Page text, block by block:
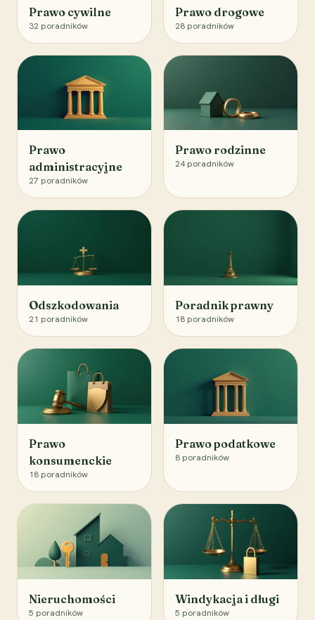
Prawo cywilne
32 poradników
Prawo drogowe
28 poradników
Prawo
administracyjne
27 poradników
Prawo rodzinne
24 poradników
Odszkodowania
21 poradników
Poradnik prawny
18 poradników
Prawo
konsumenckie
18 poradników
Prawo podatkowe
8 poradników
Nieruchomości
5 poradników
Windykacja i długi
5 poradników